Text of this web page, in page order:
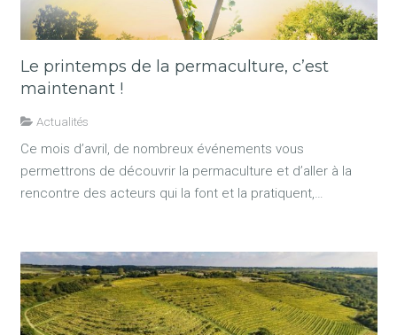
Le printemps de la permaculture, c’est
maintenant !
Actualités
Ce mois d’avril, de nombreux événements vous
permettrons de découvrir la permaculture et d’aller à la
rencontre des acteurs qui la font et la pratiquent,…